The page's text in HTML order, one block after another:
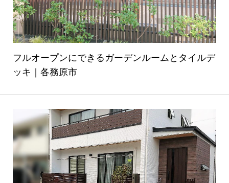
フルオープンにできるガーデンルームとタイルデ
ッキ｜各務原市